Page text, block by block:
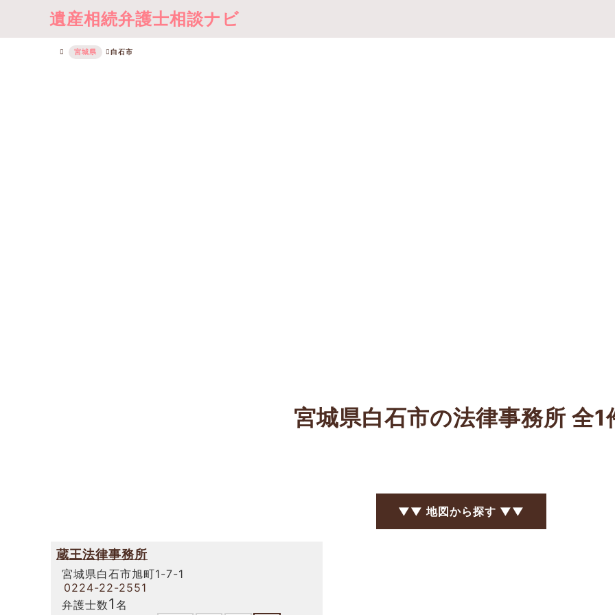
遺産相続弁護士相談ナビ
宮城県 白石市
宮城県白石市の法律事務所 全1
▼▼ 地図から探す ▼▼
蔵王法律事務所
宮城県白石市旭町1-7-1
0224-22-2551
弁護士数1 名